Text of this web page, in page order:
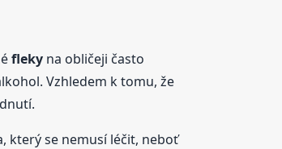
flekyna obličeji často
Vzhledem k tomu, že
který se nemusí léčit, neboť